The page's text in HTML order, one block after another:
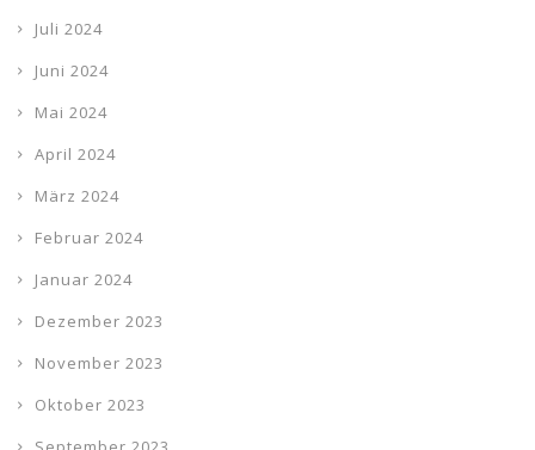
Juli 2024
Juni 2024
Mai 2024
April 2024
März 2024
Februar 2024
Januar 2024
Dezember 2023
November 2023
Oktober 2023